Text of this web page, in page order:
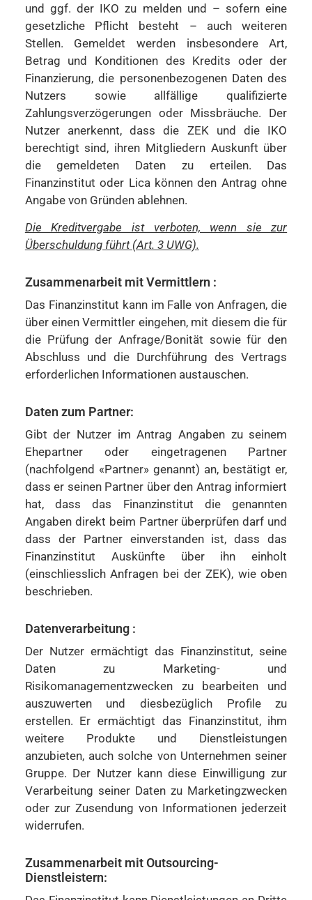
und ggf. der IKO zu melden und – sofern eine
gesetzliche Pflicht besteht – auch weiteren
Stellen. Gemeldet werden insbesondere Art,
Betrag und Konditionen des Kredits oder der
Finanzierung, die personenbezogenen Daten des
Nutzers sowie allfällige qualifizierte
Zahlungsverzögerungen oder Missbräuche. Der
Nutzer anerkennt, dass die ZEK und die IKO
berechtigt sind, ihren Mitgliedern Auskunft über
die gemeldeten Daten zu erteilen. Das
Finanzinstitut oder Lica können den Antrag ohne
Angabe von Gründen ablehnen.
Die Kreditvergabe ist verboten, wenn sie zur
Überschuldung führt (Art. 3 UWG).
Zusammenarbeit mit Vermittlern :
Das Finanzinstitut kann im Falle von Anfragen, die
über einen Vermittler eingehen, mit diesem die für
die Prüfung der Anfrage/Bonität sowie für den
Abschluss und die Durchführung des Vertrags
erforderlichen Informationen austauschen.
Daten zum Partner:
Gibt der Nutzer im Antrag Angaben zu seinem
Ehepartner oder eingetragenen Partner
(nachfolgend «Partner» genannt) an, bestätigt er,
dass er seinen Partner über den Antrag informiert
hat, dass das Finanzinstitut die genannten
Angaben direkt beim Partner überprüfen darf und
dass der Partner einverstanden ist, dass das
Finanzinstitut Auskünfte über ihn einholt
(einschliesslich Anfragen bei der ZEK), wie oben
beschrieben.
Datenverarbeitung :
Der Nutzer ermächtigt das Finanzinstitut, seine
Daten zu Marketing- und
Risikomanagementzwecken zu bearbeiten und
auszuwerten und diesbezüglich Profile zu
erstellen. Er ermächtigt das Finanzinstitut, ihm
weitere Produkte und Dienstleistungen
anzubieten, auch solche von Unternehmen seiner
Gruppe. Der Nutzer kann diese Einwilligung zur
Verarbeitung seiner Daten zu Marketingzwecken
oder zur Zusendung von Informationen jederzeit
widerrufen.
Zusammenarbeit mit Outsourcing-
Dienstleistern: